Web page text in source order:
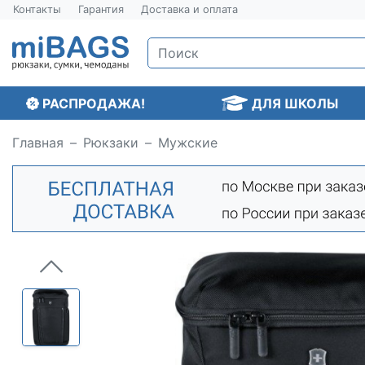
Контакты Гарантия Доставка и оплата
РАСПРОДАЖА! ДЛЯ ШКОЛЫ
Главная Рюкзаки Мужские